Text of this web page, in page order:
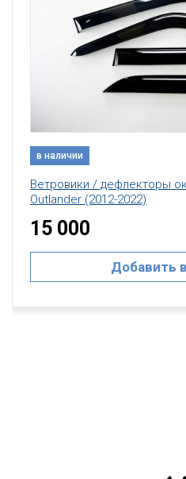
в наличии
Ветровики / дефлекторы
Outlander (2012-2022)
15 000
Добавить